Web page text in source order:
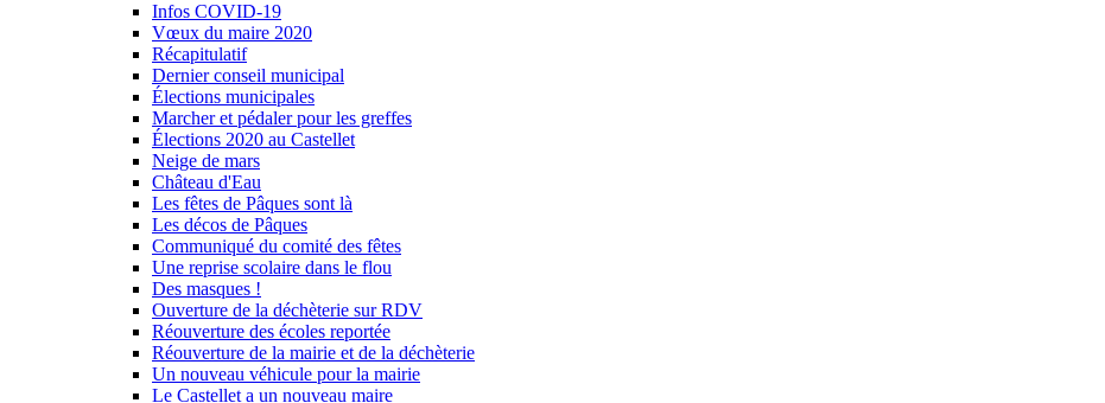
Infos COVID-19
Vœux du maire 2020
Récapitulatif
Dernier conseil municipal
Élections municipales
Marcher et pédaler pour les greffes
Élections 2020 au Castellet
Neige de mars
Château d'Eau
Les fêtes de Pâques sont là
Les décos de Pâques
Communiqué du comité des fêtes
Une reprise scolaire dans le flou
Des masques !
Ouverture de la déchèterie sur RDV
Réouverture des écoles reportée
Réouverture de la mairie et de la déchèterie
Un nouveau véhicule pour la mairie
Le Castellet a un nouveau maire